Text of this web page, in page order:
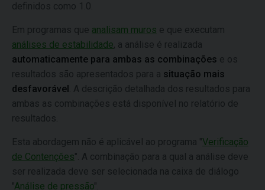
definidos como 1.0.
Em programas que analisam muros e que executam
análises de estabilidade, a análise é realizada
automaticamente para ambas as combinações e os
resultados são apresentados para a situação mais
desfavorável . A descrição detalhada dos resultados para
ambas as combinações está disponível no relatório de
resultados.
Esta abordagem não é aplicável ao programa "Verificação
de Contenções". A combinação para a qual a análise deve
ser realizada deve ser selecionada na caixa de diálogo
"Análise de pressão".